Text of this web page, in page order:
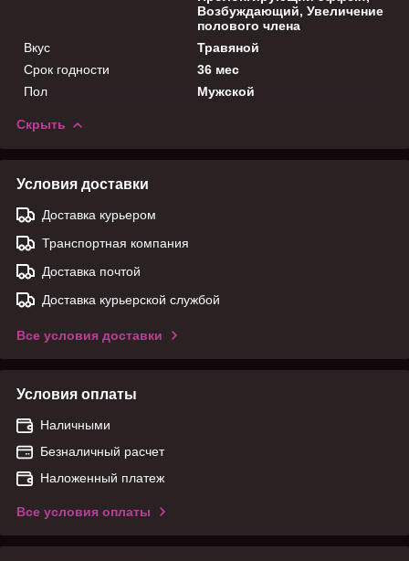
Возбуждающий, Увеличение
полового члена
Вкус
Травяной
Срок годности
36 мес
Пол
Мужской
Скрыть
Условия доставки
Доставка курьером
Транспортная компания
Доставка почтой
Доставка курьерской службой
Все условия доставки
Условия оплаты
Наличными
Безналичный расчет
Наложенный платеж
Все условия оплаты